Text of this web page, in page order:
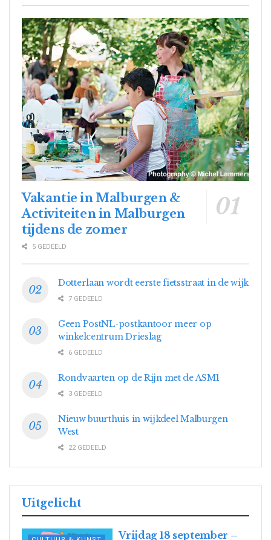
Vakantie in Malburgen &
Activiteiten in Malburgen
tijdens de zomer
5 GEDEELD
Dotterlaan wordt eerste fietsstraat in de wijk
7 GEDEELD
Geen PostNL-postkantoor meer op
winkelcentrum Drieslag
6 GEDEELD
Rondvaarten op de Rijn met de ASM1
3 GEDEELD
Nieuw buurthuis in wijkdeel Malburgen
West
22 GEDEELD
Uitgelicht
Vrijdag 18 september –